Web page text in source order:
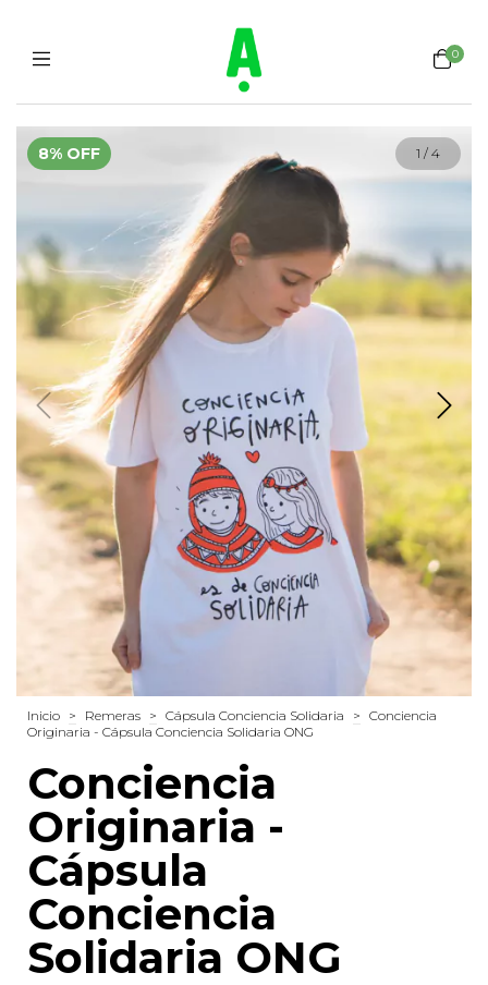
0
8% OFF 1 / 4
Inicio > Remeras > Cápsula Conciencia Solidaria > Conciencia
Originaria - Cápsula Conciencia Solidaria ONG
Conciencia
Originaria -
Cápsula
Conciencia
Solidaria ONG